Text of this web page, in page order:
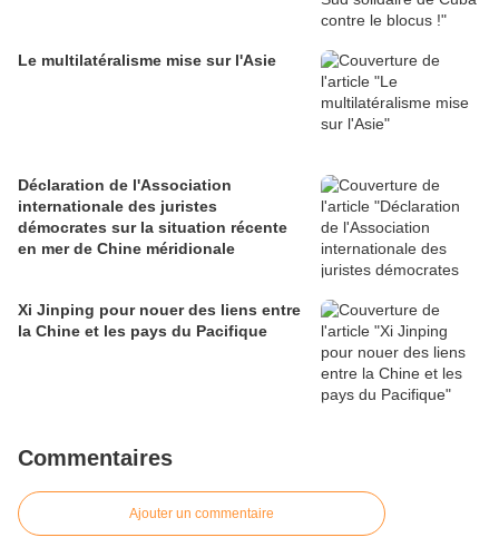
Le multilatéralisme mise sur l'Asie
Déclaration de l'Association
internationale des juristes
démocrates sur la situation récente
en mer de Chine méridionale
Xi Jinping pour nouer des liens entre
la Chine et les pays du Pacifique
Commentaires
Ajouter un commentaire